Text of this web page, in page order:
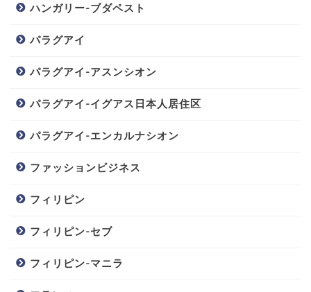
ハンガリー-ブダペスト
パラグアイ
パラグアイ-アスンシオン
パラグアイ-イグアス日本人居住区
パラグアイ-エンカルナシオン
ファッションビジネス
フィリピン
フィリピン-セブ
フィリピン-マニラ